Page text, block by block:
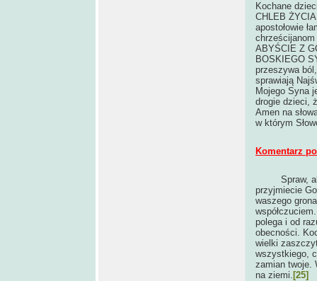
Kochane
CHLEB
apostołowie
ABYŚCIE Z
BOSKIEGO
przeszywa
sprawiają
Mojego Syna
drogie dzieci,
Amen na
w którym
Komentarz
Spraw,
przyjmiecie
waszego
polega i od
obecności.
wielki
wszystkiego,
zamian twoje.
na ziemi. [25]